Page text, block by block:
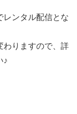
レンタル配信とな
わりますので、詳
♪